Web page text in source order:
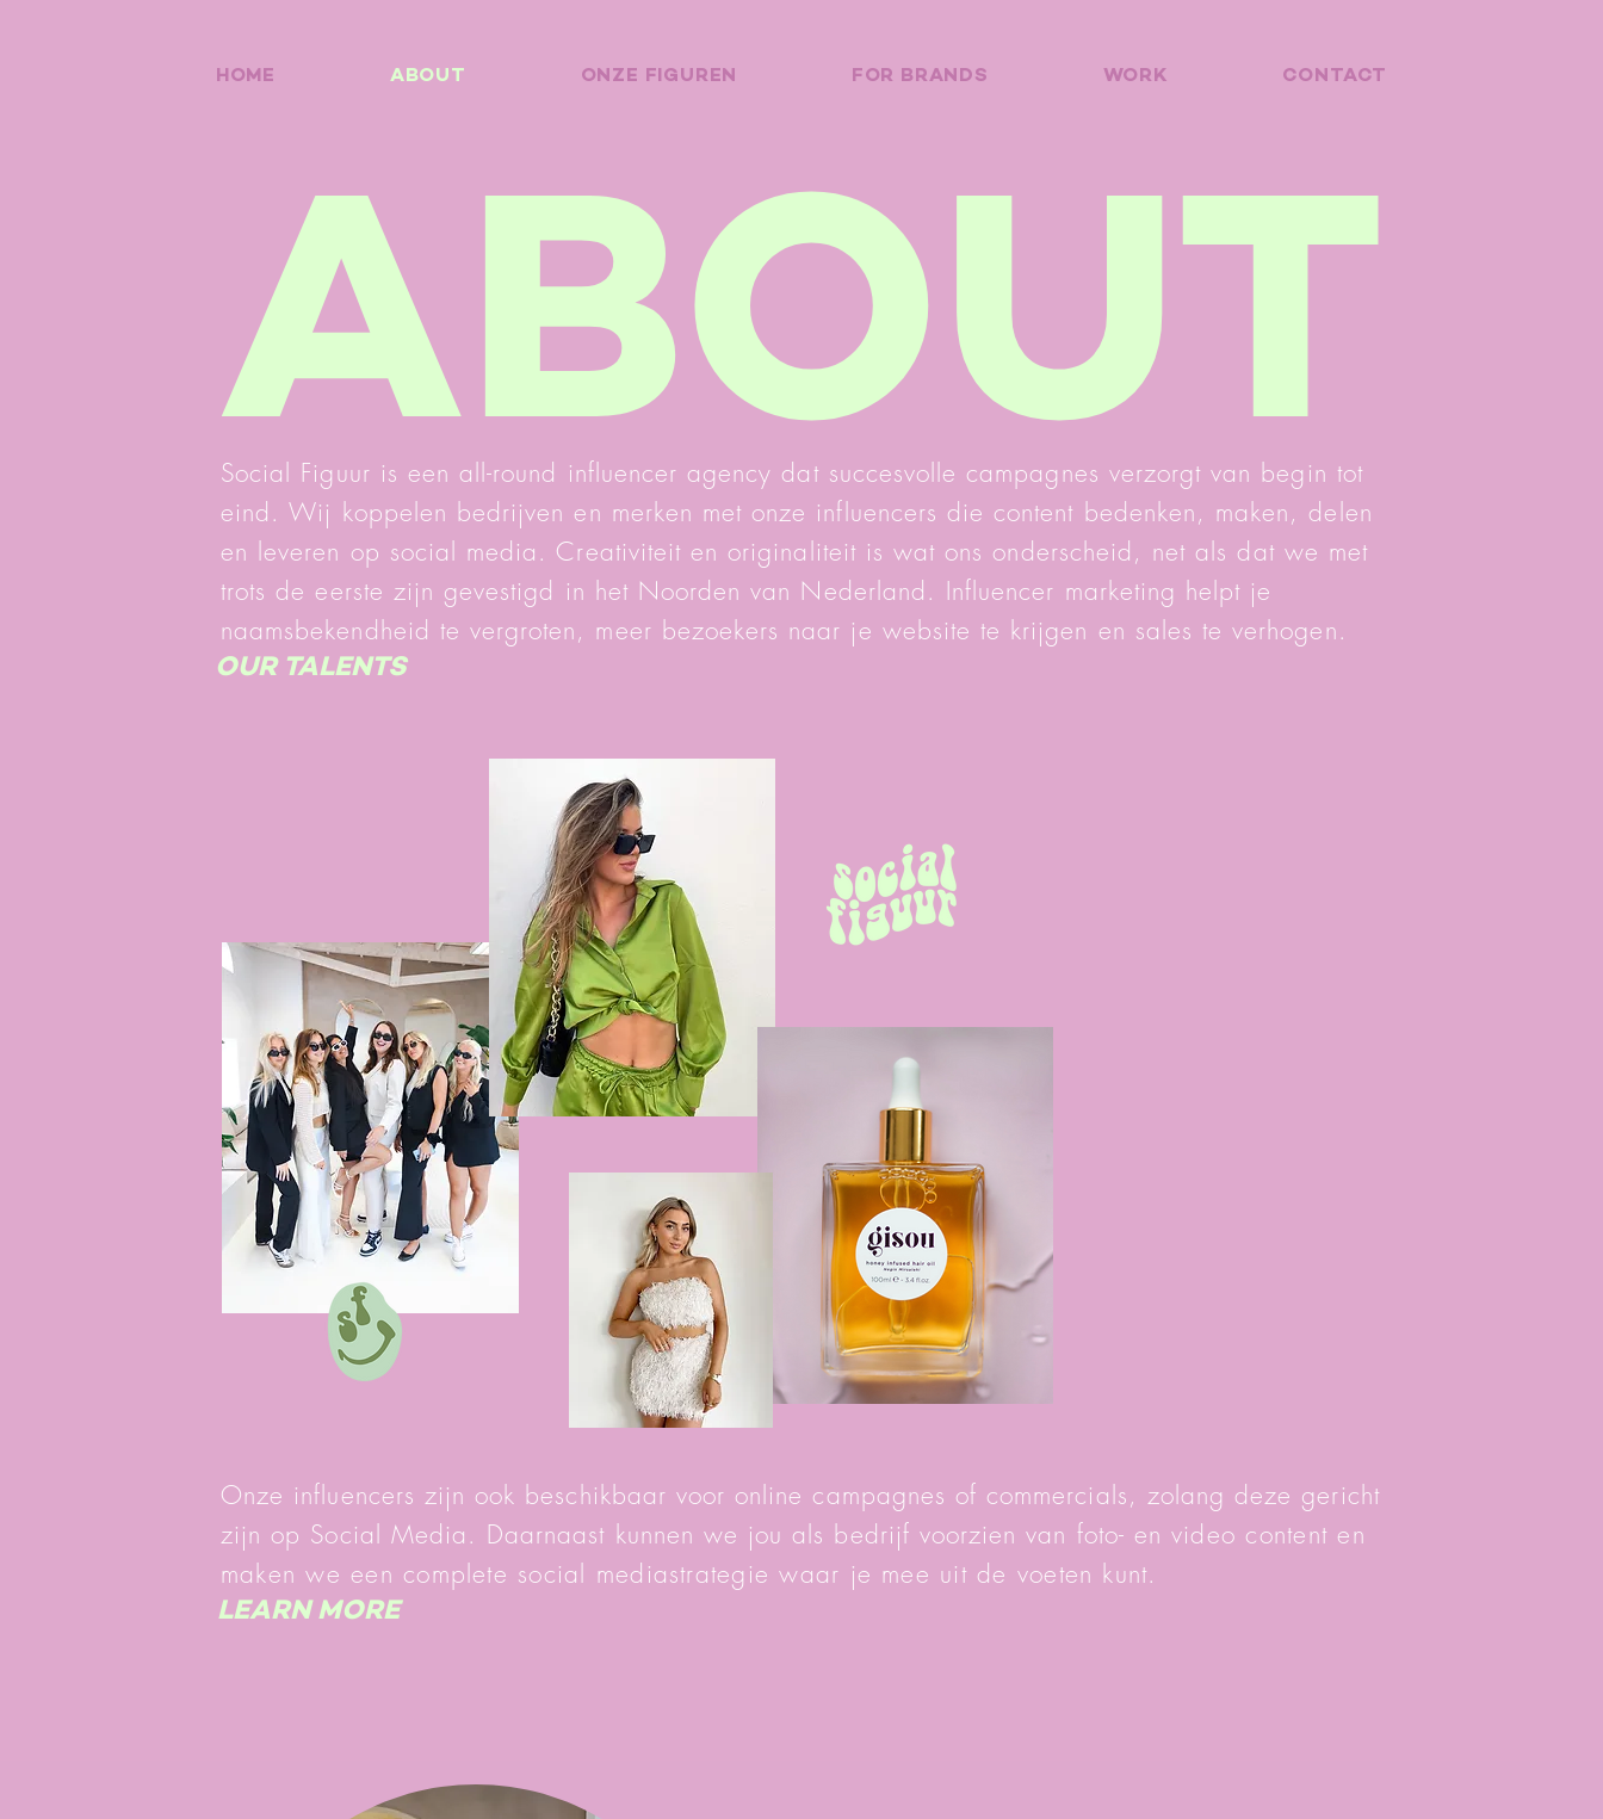
HOME ABOUT ONZE FIGUREN FOR BRANDS WORK CONTACT
ABOUT
Social Figuur is een all-round influencer agency dat succesvolle campagnes verzorgt van begin tot
eind. Wij koppelen bedrijven en merken met onze influencers die content bedenken, maken, delen
en leveren op social media. Creativiteit en originaliteit is wat ons onderscheid, net als dat we met
trots de eerste zijn gevestigd in het Noorden van Nederland. Influencer marketing helpt je
naamsbekendheid te vergroten, meer bezoekers naar je website te krijgen en sales te verhogen.
OUR TALENTS
Onze influencers zijn ook beschikbaar voor online campagnes of commercials, zolang deze gericht
zijn op Social Media. Daarnaast kunnen we jou als bedrijf voorzien van foto- en video content en
maken we een complete social mediastrategie waar je mee uit de voeten kunt.
LEARN MORE